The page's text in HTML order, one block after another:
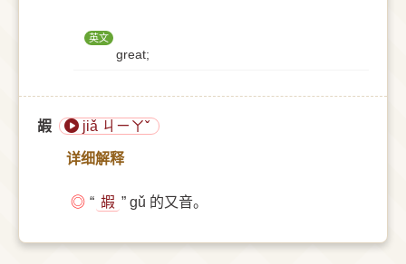
英文
great;
嘏 jiǎ ㄐㄧㄚˇ
详细解释
◎ “ 嘏 ” gǔ 的又音。